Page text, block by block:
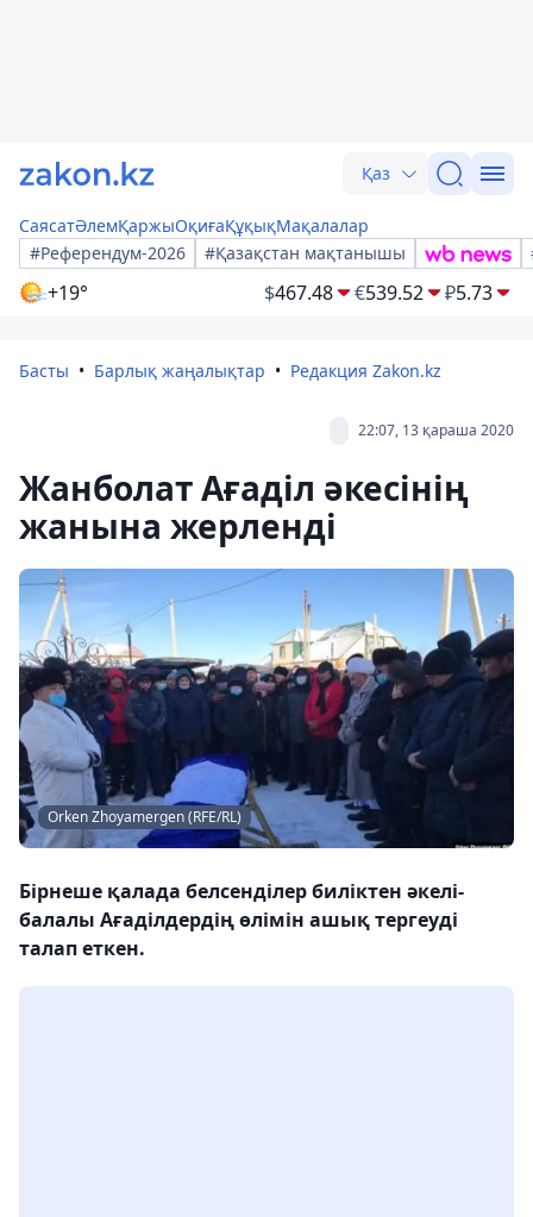
Қаз
СаясатӘлемҚаржыОқиғаҚұқықМақалалар
#Референдум-2026
#Қазақстан мақтанышы
+19° $467.48 €539.52 ₽5.73
Басты Барлық жаңалықтар Редакция Zakon.kz
22:07, 13 қараша 2020
Жанболат Ағаділ әкесінің
жанына жерленді
Orken Zhoyamergen (RFE/RL)
Бірнеше қалада белсенділер биліктен әкелі-
балалы Ағаділдердің өлімін ашық тергеуді
талап еткен.